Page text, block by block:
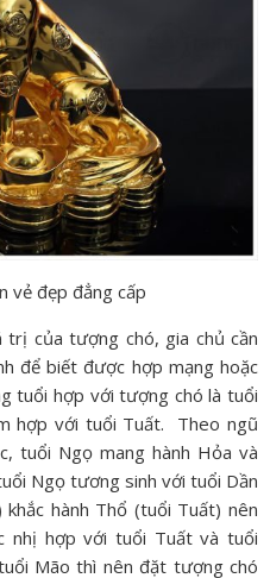
vẻ đẹp đẳng cấp
của tượng chó, gia chủ cần
để biết được hợp mạng hoặc
tuổi hợp với tượng chó là tuổi
hợp với tuổi Tuất. Theo ngũ
tuổi Ngọ mang hành Hỏa và
Ngọ tương sinh với tuổi Dần
hành Thổ (tuổi Tuất) nên
nhị hợp với tuổi Tuất và tuổi
Mão thì nên đặt tượng chó